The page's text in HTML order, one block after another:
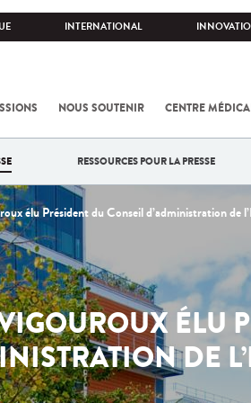
INTERNATIONAL
NOUS SOUTENIR CENTRE
RESSOURCES POUR LA PRESSE
élu Président du Conseil d’administration de
ÉLU
DE